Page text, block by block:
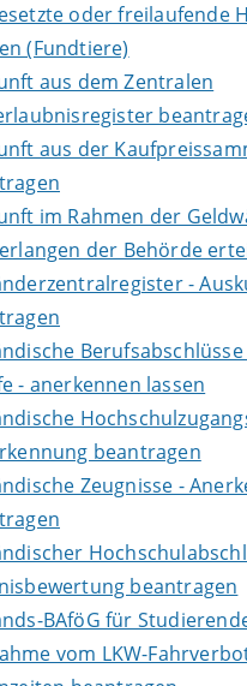
oder freilaufende
(Fundtiere)
aus dem Zentralen
aus der
im Rahmen der
der Behörde
-
- anerkennen lassen
beantragen
Zeugnisse -
beantragen
BAföG für
vom LKW-